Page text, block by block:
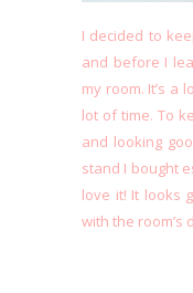
I decided to
and before I
my room. It’s a
lot of time. To
and looking
stand I bought
love it! It looks
with the room’s